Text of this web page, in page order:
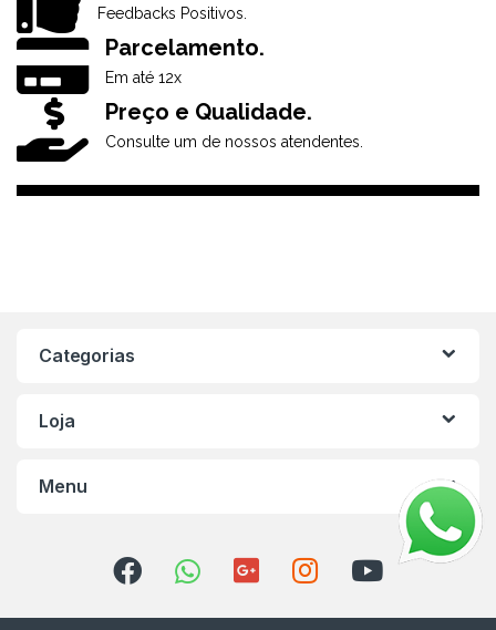
Feedbacks Positivos.
Parcelamento.
Em até 12x
Preço e Qualidade.
Consulte um de nossos atendentes.
Categorias
Loja
Menu